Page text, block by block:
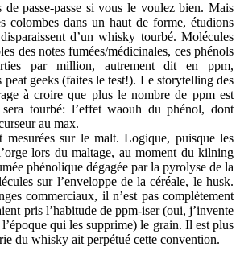
de passe-passe si vous le voulez bien. Mais
colombes dans un haut de forme, étudions
d’un whisky tourbé. Molécules
des notes fumées/médicinales, ces phénols
par million, autrement dit en ppm,
peat geeks (faites le test!). Le storytelling des
à croire que plus le nombre de ppm est
tourbé: l’effet waouh du phénol, dont
au max.
sur le malt. Logique, puisque les
lors du maltage, au moment du kilning
phénolique dégagée par la pyrolyse de la
sur l’enveloppe de la céréale, le husk.
commerciaux, il n’est pas complètement
pris l’habitude de ppm-iser (oui, j’invente
qui les supprime) le grain. Il est plus
du whisky ait perpétué cette convention.